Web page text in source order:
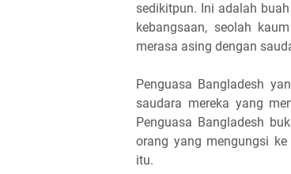
sedikitpun. Ini adalah
kebangsaan, seolah
merasa asing dengan
Penguasa Bangladesh
saudara mereka yang
Penguasa Bangladesh
orang yang mengungsi
itu.